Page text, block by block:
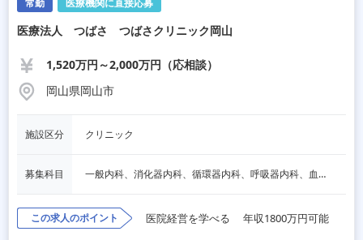
常勤 医療機関に直接応募
医療法人 つばさ つばさクリニック岡山
1,520万円～2,000万円（応相談）
岡山県岡山市
施設区分 クリニック
募集科目 一般内科、消化器内科、循環器内科、呼吸器内科、血液内科、心療内科、脳神経内科、内分泌内科、老人内科、一般外科、消化器外科、心臓外科、呼吸器外科、脳神経外科、整形外科、形成外科、リハビリテーション科、小児科、産婦人科、婦人科、精神科、眼科、耳鼻咽喉科、皮膚科、泌尿器科、放射線科、人工透析、麻酔科
この求人のポイント 医院経営を学べる 年収1800万円可能